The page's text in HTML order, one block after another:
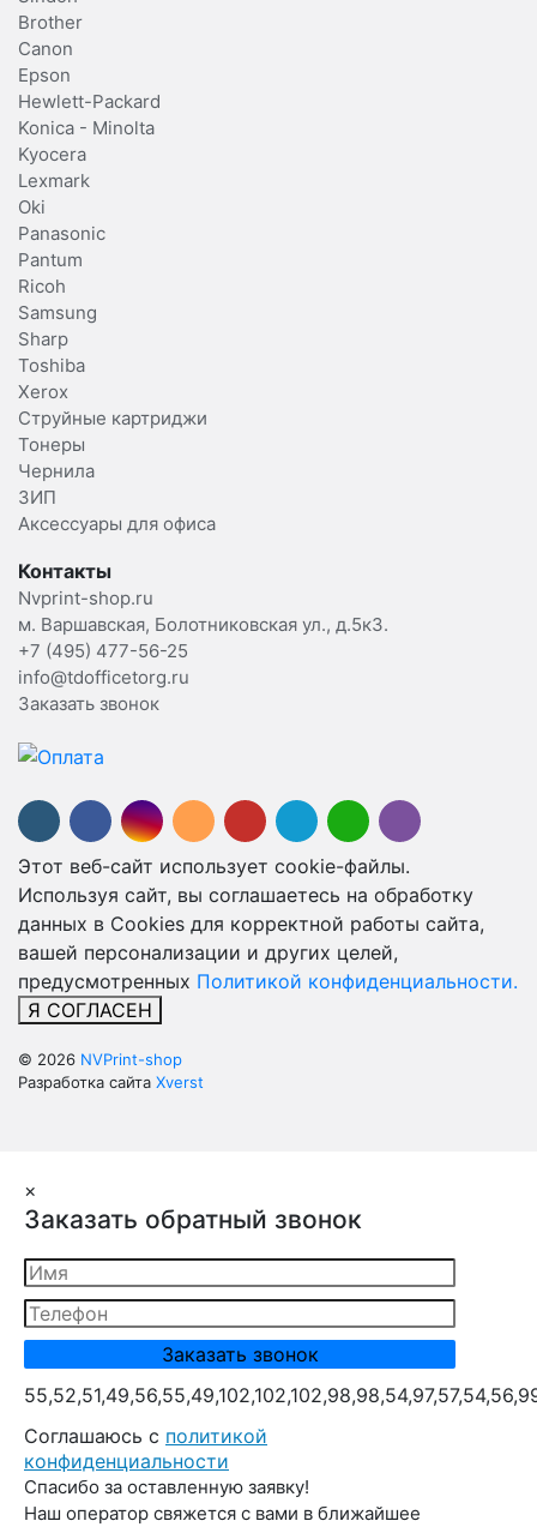
Brother
Canon
Epson
Hewlett-Packard
Konica - Minolta
Kyocera
Lexmark
Oki
Panasonic
Pantum
Ricoh
Samsung
Sharp
Toshiba
Xerox
Струйные картриджи
Тонеры
Чернила
ЗИП
Аксессуары для офиса
Контакты
Nvprint-shop.ru
м. Варшавская, Болотниковская ул., д.5к3.
+7 (495) 477-56-25
info@tdofficetorg.ru
Заказать звонок
Этот веб-сайт использует cookie-файлы.
Используя сайт, вы соглашаетесь на обработку
данных в Cookies для корректной работы сайта,
вашей персонализации и других целей,
предусмотренных Политикой конфиденциальности.
Я СОГЛАСЕН
© 2026 NVPrint-shop
Разработка сайта Xverst
×
Заказать обратный звонок
Cоглашаюсь с политикой
конфиденциальности
Спасибо за оставленную заявку!
Наш оператор свяжется с вами в ближайшее